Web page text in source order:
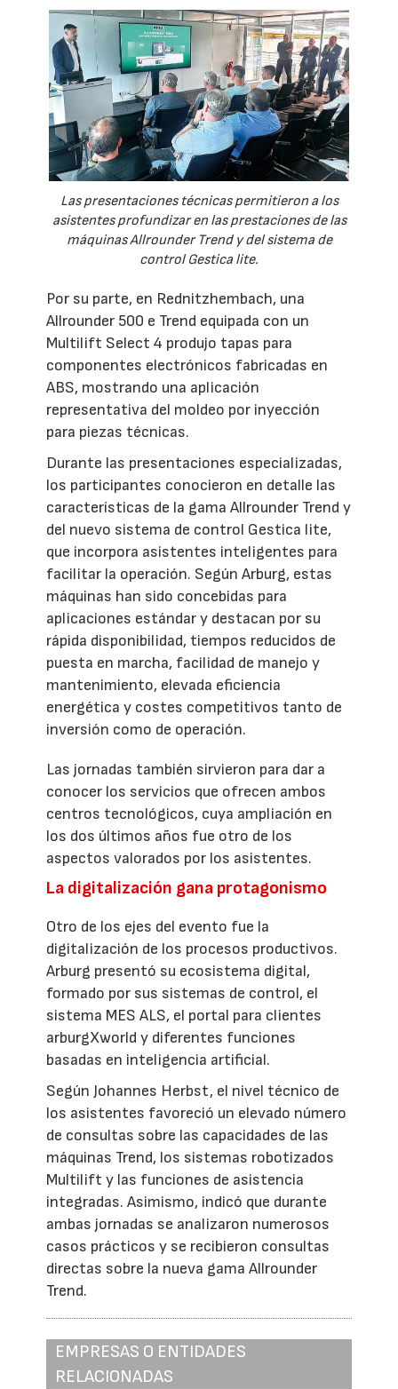
Las presentaciones técnicas permitieron a los
asistentes profundizar en las prestaciones de las
máquinas Allrounder Trend y del sistema de
control Gestica lite.
Por su parte, en Rednitzhembach, una
Allrounder 500 e Trend equipada con un
Multilift Select 4 produjo tapas para
componentes electrónicos fabricadas en
ABS, mostrando una aplicación
representativa del moldeo por inyección
para piezas técnicas.
Durante las presentaciones especializadas,
los participantes conocieron en detalle las
características de la gama Allrounder Trend y
del nuevo sistema de control Gestica lite,
que incorpora asistentes inteligentes para
facilitar la operación. Según Arburg, estas
máquinas han sido concebidas para
aplicaciones estándar y destacan por su
rápida disponibilidad, tiempos reducidos de
puesta en marcha, facilidad de manejo y
mantenimiento, elevada eficiencia
energética y costes competitivos tanto de
inversión como de operación.
Las jornadas también sirvieron para dar a
conocer los servicios que ofrecen ambos
centros tecnológicos, cuya ampliación en
los dos últimos años fue otro de los
aspectos valorados por los asistentes.
La digitalización gana protagonismo
Otro de los ejes del evento fue la
digitalización de los procesos productivos.
Arburg presentó su ecosistema digital,
formado por sus sistemas de control, el
sistema MES ALS, el portal para clientes
arburgXworld y diferentes funciones
basadas en inteligencia artificial.
Según Johannes Herbst, el nivel técnico de
los asistentes favoreció un elevado número
de consultas sobre las capacidades de las
máquinas Trend, los sistemas robotizados
Multilift y las funciones de asistencia
integradas. Asimismo, indicó que durante
ambas jornadas se analizaron numerosos
casos prácticos y se recibieron consultas
directas sobre la nueva gama Allrounder
Trend.
EMPRESAS O ENTIDADES
RELACIONADAS